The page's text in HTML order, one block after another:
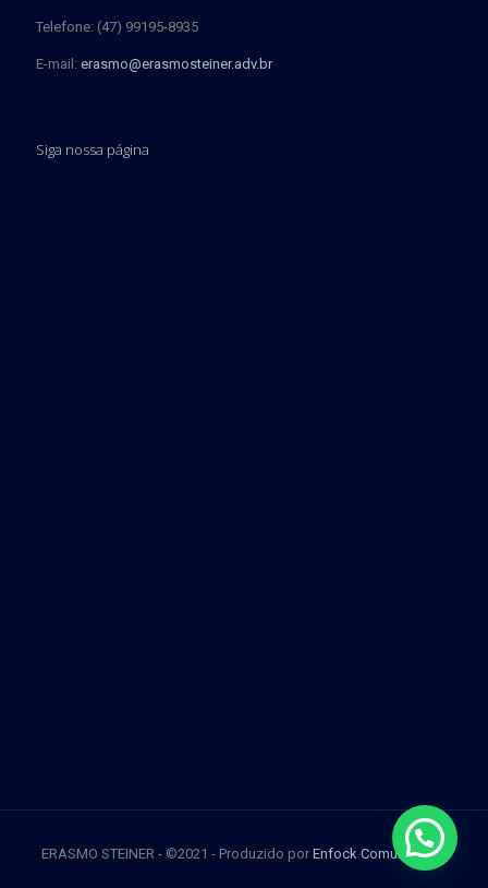
Telefone: (47) 99195-8935
E-mail: erasmo@erasmosteiner.adv.br
Siga nossa página
ERASMO STEINER - ©2021 - Produzido por Enfock Comunicação